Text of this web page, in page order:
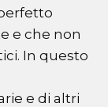
e che non
In questo
e di altri